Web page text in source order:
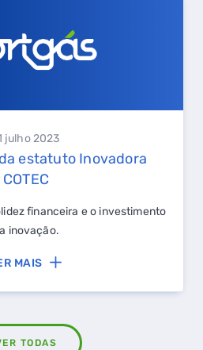
julho 2023
estatuto Inovadora
COTEC
financeira e o investimento
inovação.
MAIS
TODAS
DE GÁS